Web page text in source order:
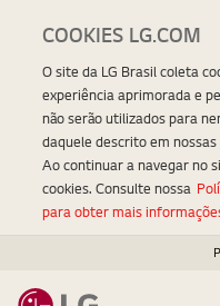
COOKIES LG.COM
O site da LG Brasil coleta
experiência aprimorada e
não serão utilizados para
daquele descrito em
Ao continuar a navegar no
cookies. Consulte nossa
para obter mais